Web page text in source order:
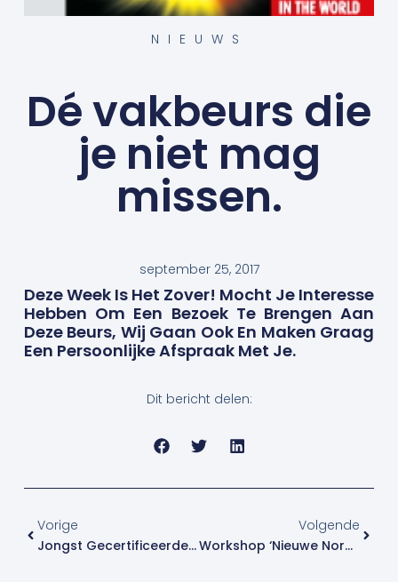
NIEUWS
Dé vakbeurs die
je niet mag
missen.
september 25, 2017
Deze Week Is Het Zover! Mocht Je Interesse
Hebben Om Een Bezoek Te Brengen Aan
Deze Beurs, Wij Gaan Ook En Maken Graag
Een Persoonlijke Afspraak Met Je.
Dit bericht delen:
Vorige
Jongst Gecertificeerde Lasser
Volgende
Workshop ‘Nieuwe Norm NEN-EN-ISO 15614’